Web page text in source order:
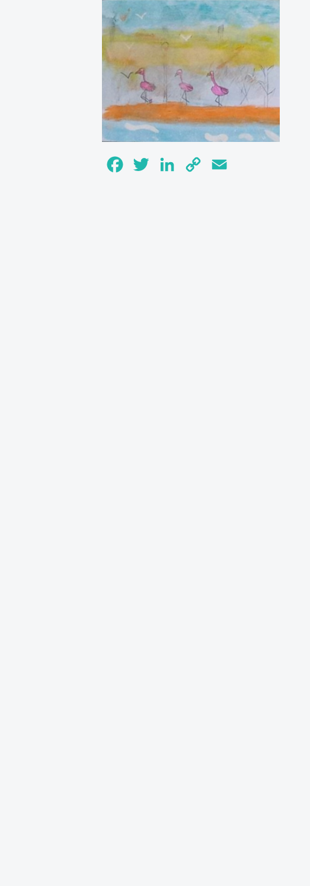
FacebookTwitter LinkedInCopy